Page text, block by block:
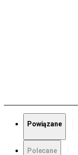
Powiązane
Polecane